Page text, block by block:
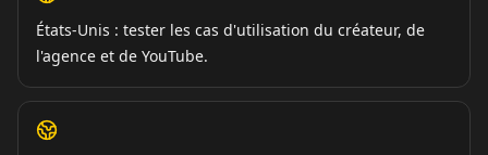
États-Unis : tester les cas d'utilisation du créateur, de
l'agence et de YouTube.